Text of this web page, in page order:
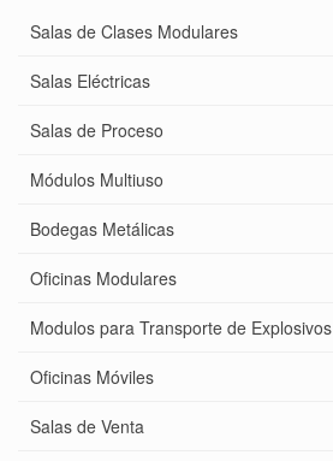
Salas de Clases Modulares
Salas Eléctricas
Salas de Proceso
Módulos Multiuso
Bodegas Metálicas
Oficinas Modulares
Modulos para Transporte de Explosivos
Oficinas Móviles
Salas de Venta